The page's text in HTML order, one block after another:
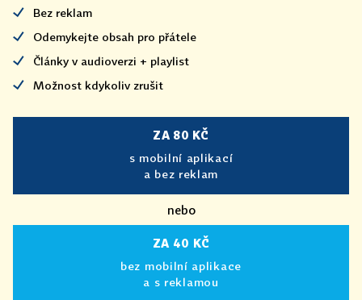
Bez reklam
Odemykejte obsah pro přátele
Články v audioverzi + playlist
Možnost kdykoliv zrušit
ZA 80 KČ
s mobilní aplikací
a bez reklam
nebo
ZA 40 KČ
bez mobilní aplikace
a s reklamou